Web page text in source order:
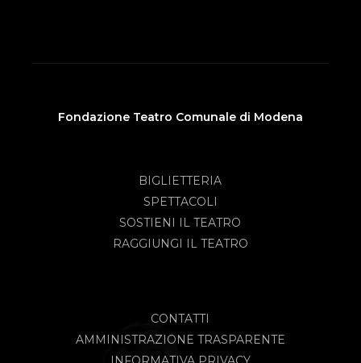
Fondazione Teatro Comunale di Modena
BIGLIETTERIA
SPETTACOLI
SOSTIENI IL TEATRO
RAGGIUNGI IL TEATRO
CONTATTI
AMMINISTRAZIONE TRASPARENTE